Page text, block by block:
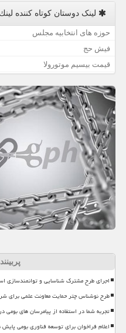
لینک دوستان كوتاه كننده لینك
حوزه های انتخابیه مجلس
فیش حج
قیمت بیسیم موتورولا
اجرای طرح مشترک شناسایی و توانمندسازی
طرح نوشناس چتر حمایت معاونت علمی برای
تجربه شما در استفاده از پیامرسان های بومی
اعلام فراخوان برای توسعه فناوری بومی